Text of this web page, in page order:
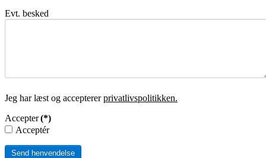
Evt. besked
Jeg har læst og acceptererprivatlivspolitikken.
Accepter(*)
Acceptér
Send henvendelse